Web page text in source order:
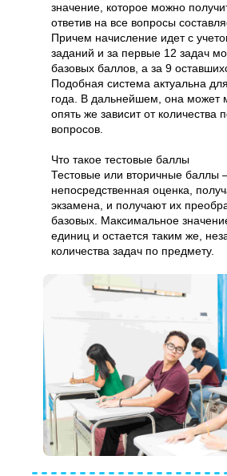
значение, которое можно
ответив на все вопросы
Причем начисление идет с
заданий и за первые 12 задач
базовых баллов, а за 9
Подобная система актуальна
года. В дальнейшем, она может
опять же зависит от количества
вопросов.
Что такое тестовые баллы
Тестовые или вторичные баллы
непосредственная оценка,
экзамена, и получают их
базовых. Максимальное
единиц и остается таким же,
количества задач по предмету.